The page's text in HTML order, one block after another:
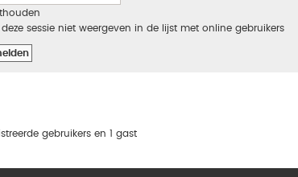
deze sessie niet weergeven in de lijst met online gebruikers
gebruikers en 1 gast